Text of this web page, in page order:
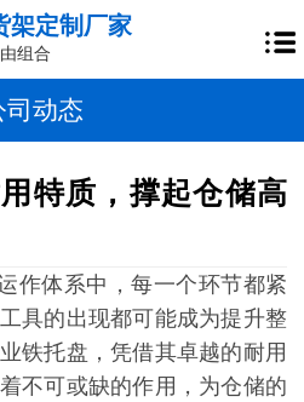
架定制厂家
组合
司动态
特质，撑起仓储高
作体系中，每一个环节都紧
具的出现都可能成为提升整
铁托盘，凭借其卓越的耐用
不可或缺的作用，为仓储的